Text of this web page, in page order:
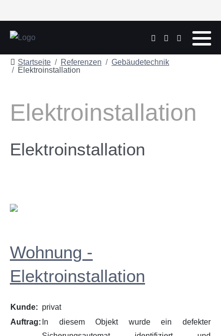
Startseite Referenzen
Gebäudetechnik
Elektroinstallation
Elektroinstallation
Elektroinstallation
Wohnung -
Elektroinstallation
Kunde: privat
Auftrag: In diesem Objekt wurde ein defekter